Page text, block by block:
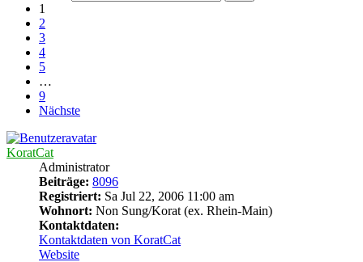
1
2
3
4
5
…
9
Nächste
KoratCat
Administrator
Beiträge: 8096
Registriert: Sa Jul 22, 2006 11:00 am
Wohnort: Non Sung/Korat (ex. Rhein-Main)
Kontaktdaten:
Kontaktdaten von KoratCat
Website